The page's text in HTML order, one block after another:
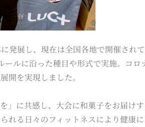
発展し、現在は全国各地で開催され
ールに沿った種目や形式で実施。コロ
開を実現しました。
」に共感し、大会に和菓子をお届けす
れる日々のフィットネスにより健康